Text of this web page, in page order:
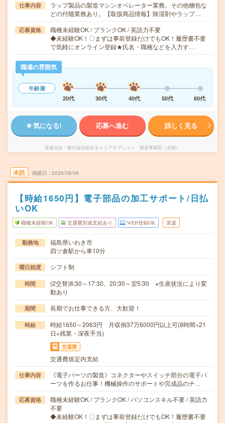
仕事内容
ラップ製品の製造マシンオペレーター業務。その他梱包な
どの付随業務あり。【取扱商品情報】除湿剤やラップ…
応募資格
職種未経験OK / ブランクOK / 英語力不要
◆未経験OK！〇まずは事前登録だけでもOK！履歴書不要
で気軽にオンライン登録★氏名・職種などを入力す…
職場の雰囲気
年齢層
20代
30代 40代 50代 60代
気になる! 応募へ進む 詳しく見る
派遣会社 株式会社綜合キャリアオプション 製造事業部（全国）
未読 掲載日 2026/08/06
【時給1650円】電子部品の加工サポート/日払
いOK
職種未経験OK 交通費別途支給あり WEB登録OK 派遣
勤務地
福島県いわき市
四ツ倉駅から車10分
曜日頻度 シフト制
時間
(2交替)8:30～17:30、20:30～翌5:30 ※生産状況により変
動あり
期間 長期でお仕事できる方、大歓迎！
時給
時給1650～2063円 月収例37万6000円以上可(8時間×21
日+残業・深夜手当)
交通費
交通費規定内支給
仕事内容
《電子パーツの製造》コネクターやスイッチ部分の電子パ
ーツを作るお仕事！機械操作のサポートや完成品のチ…
応募資格
職種未経験OK / ブランクOK / パソコンスキル不要 / 英語力
不要
◆未経験OK！〇まずは事前登録だけでもOK！履歴書不要